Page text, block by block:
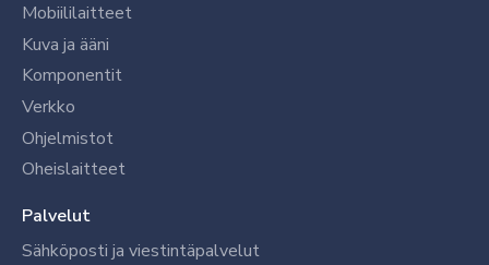
Mobiililaitteet
Kuva ja ääni
Komponentit
Verkko
Ohjelmistot
Oheislaitteet
Palvelut
Sähköposti ja viestintäpalvelut